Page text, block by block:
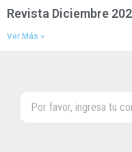
Revista Diciembre
Ver Más »